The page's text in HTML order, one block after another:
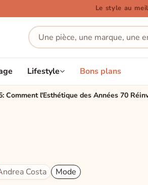
Le style au
Lifestyle Bons plans
Costa Mode